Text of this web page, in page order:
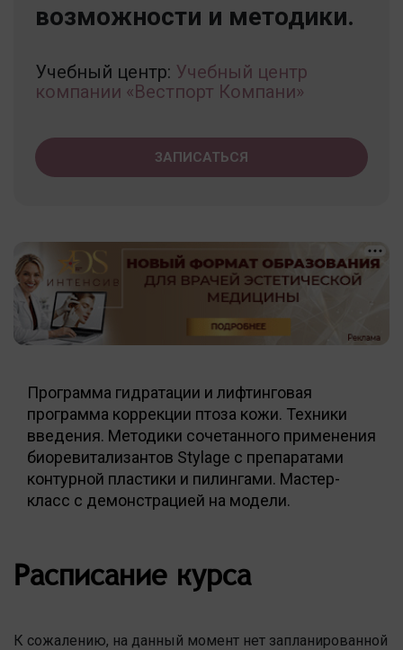
возможности и методики.
Учебный центр: Учебный центр
компании «Вестпорт Компани»
ЗАПИСАТЬСЯ
Программа гидратации и лифтинговая
программа коррекции птоза кожи. Техники
введения. Методики сочетанного применения
биоревитализантов Stylage c препаратами
контурной пластики и пилингами. Мастер-
класс с демонстрацией на модели.
Расписание курса
К сожалению, на данный момент нет запланированной